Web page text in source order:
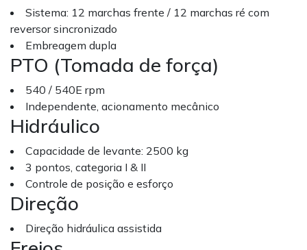
Sistema: 12 marchas frente / 12 marchas ré com
reversor sincronizado
Embreagem dupla
PTO (Tomada de força)
540 / 540E rpm
Independente, acionamento mecânico
Hidráulico
Capacidade de levante: 2500 kg
3 pontos, categoria I & II
Controle de posição e esforço
Direção
Direção hidráulica assistida